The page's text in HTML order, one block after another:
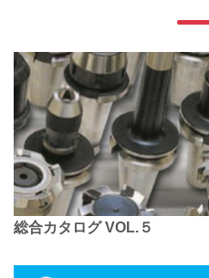
総合カタログ VOL.５